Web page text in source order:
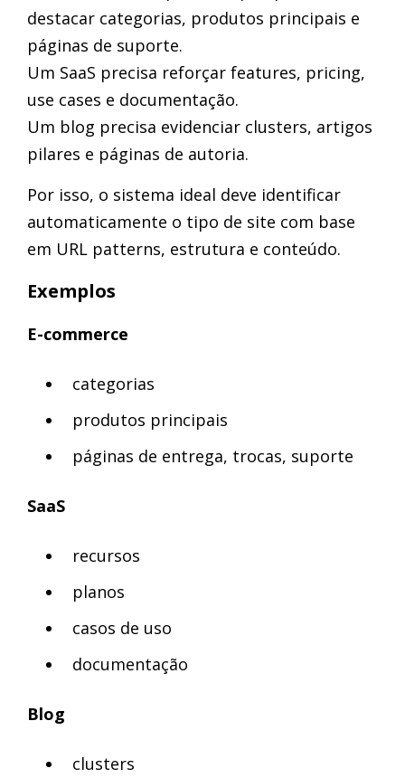
destacar categorias, produtos principais e
páginas de suporte.
Um SaaS precisa reforçar features, pricing,
use cases e documentação.
Um blog precisa evidenciar clusters, artigos
pilares e páginas de autoria.
Por isso, o sistema ideal deve identificar
automaticamente o tipo de site com base
em URL patterns, estrutura e conteúdo.
Exemplos
E-commerce
categorias
produtos principais
páginas de entrega, trocas, suporte
SaaS
recursos
planos
casos de uso
documentação
Blog
clusters